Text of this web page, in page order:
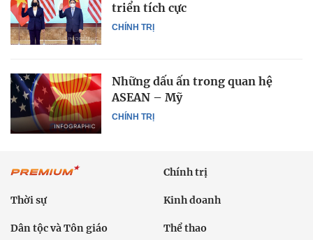
CHÍNH TRỊ
triển tích cực
CHÍNH TRỊ
Những dấu ấn trong quan hệ
ASEAN – Mỹ
Chính trị
Thời sự Kinh doanh
Dân tộc và Tôn giáo Thể thao